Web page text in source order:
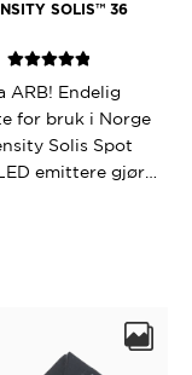
SOLIS™ 36
av 5
ARB! Endelig
for bruk i Norge
Solis Spot
emittere gjør…